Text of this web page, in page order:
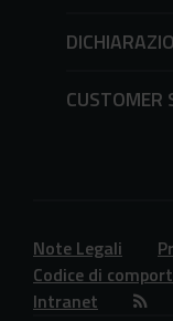
CUSTOMER
Note Legali
Codice di
Intranet